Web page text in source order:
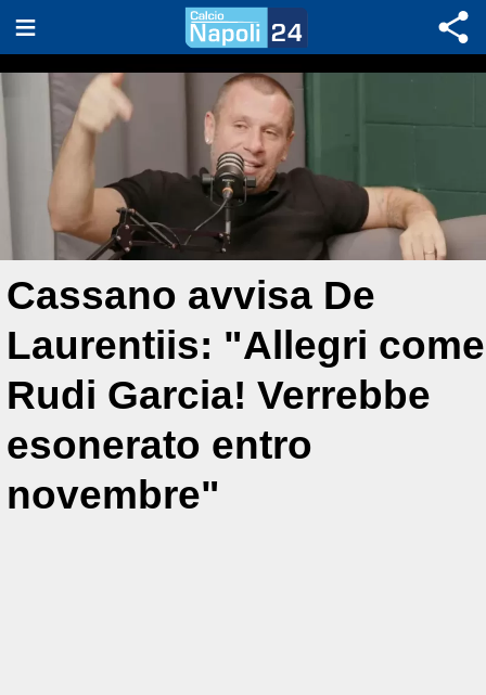
Cassano avvisa De
Laurentiis: "Allegri come
Rudi Garcia! Verrebbe
esonerato entro
novembre"